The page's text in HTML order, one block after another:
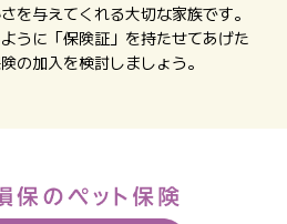
を与えてくれる大切な家族です。
うに「保険証」を持たせてあげた
の加入を検討しましょう。